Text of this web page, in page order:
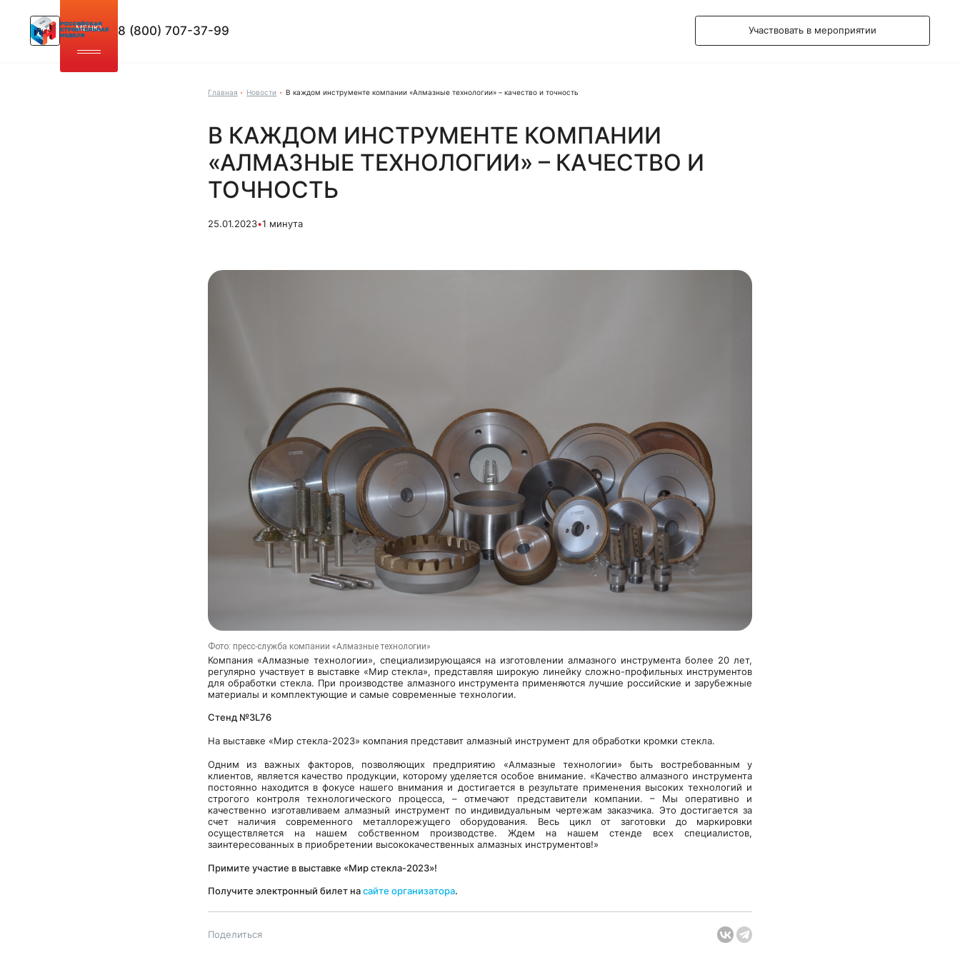
Ru МЕНЮ 8 (800) 707-37-99 Участвовать в мероприятии
Главная Новости В каждом инструменте компании «Алмазные технологии» – качество и точность
В КАЖДОМ ИНСТРУМЕНТЕ КОМПАНИИ
«АЛМАЗНЫЕ ТЕХНОЛОГИИ» – КАЧЕСТВО И
ТОЧНОСТЬ
25.01.2023•1 минута
Фото: пресс-служба компании «Алмазные технологии»
Компания «Алмазные технологии», специализирующаяся на изготовлении алмазного инструмента более 20 лет,
регулярно участвует в выставке «Мир стекла», представляя широкую линейку сложно-профильных инструментов
для обработки стекла. При производстве алмазного инструмента применяются лучшие российские и зарубежные
материалы и комплектующие и самые современные технологии.
Стенд №3L76
На выставке «Мир стекла-2023» компания представит алмазный инструмент для обработки кромки стекла.
Одним из важных факторов, позволяющих предприятию «Алмазные технологии» быть востребованным у
клиентов, является качество продукции, которому уделяется особое внимание. «Качество алмазного инструмента
постоянно находится в фокусе нашего внимания и достигается в результате применения высоких технологий и
строгого контроля технологического процесса, – отмечают представители компании. – Мы оперативно и
качественно изготавливаем алмазный инструмент по индивидуальным чертежам заказчика. Это достигается за
счет наличия современного металлорежущего оборудования. Весь цикл от заготовки до маркировки
осуществляется на нашем собственном производстве. Ждем на нашем стенде всех специалистов,
заинтересованных в приобретении высококачественных алмазных инструментов!»
Примите участие в выставке «Мир стекла-2023»!
Получите электронный билет на сайте организатора.
Поделиться